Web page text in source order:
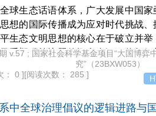
球生态话语体系，广大发展中国
想的国际传播成为应对时代挑战
生态文明思想的核心在于破立并
重塑碳等议题的概念内涵，将气
键要素。从战略路径层面来看，
，即在着力打破西方生态话语垄
路径的协同发力，不仅深化了全
v.57 ; 国家社会科学基金项目“大国博弈
究”（23BXW053）
： 0 ][阅读次数： 285 ]
中全球治理倡议的逻辑进路与